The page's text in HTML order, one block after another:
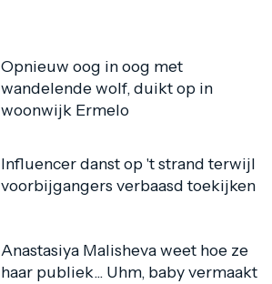
Opnieuw oog in oog met
wandelende wolf, duikt op in
woonwijk Ermelo
Influencer danst op 't strand terwijl
voorbijgangers verbaasd toekijken
Anastasiya Malisheva weet hoe ze
haar publiek... Uhm, baby vermaakt